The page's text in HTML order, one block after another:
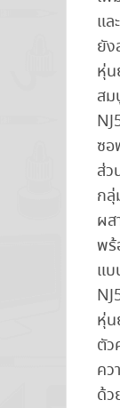
แล
ยัง
หุ่
ส
ซอ
ส่
ก
ผส
พร้
แบ
หุ่น
ตัว
คว
ด้ว